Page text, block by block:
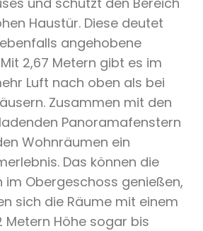
Haustür. Diese deutet
angehobene
2,67 Metern gibt es im
Luft nach oben als bei
Zusammen mit den
Panoramafenstern
Wohnräumen ein
Das können die
im Obergeschoss genießen,
sich die Räume mit einem
Metern Höhe sogar bis